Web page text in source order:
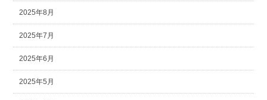
2025年8月
2025年7月
2025年6月
2025年5月